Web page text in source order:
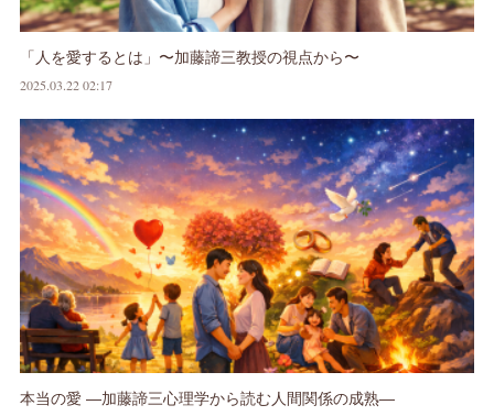
「人を愛するとは」〜加藤諦三教授の視点から〜
2025.03.22 02:17
本当の愛 ―加藤諦三心理学から読む人間関係の成熟―